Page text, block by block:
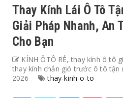
Thay Kính Lái Ô Tô
Giải Pháp Nhanh, An
Cho Bạn
KÍNH ÔTÔ RẺ, thay kính ô tô
thay kính chắn gió trước ô tô tận
2026
thay-kinh-o-to